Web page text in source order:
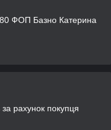
ФОП Базно Катерина
рахунок покупця